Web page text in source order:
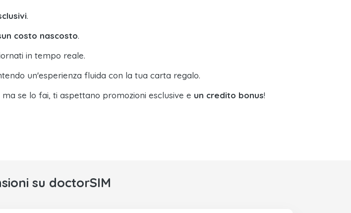
.
costo nascosto.
in tempo reale.
un'esperienza fluida con la tua carta regalo.
se lo fai, ti aspettano promozioni esclusive e un credito bonus!
su doctorSIM